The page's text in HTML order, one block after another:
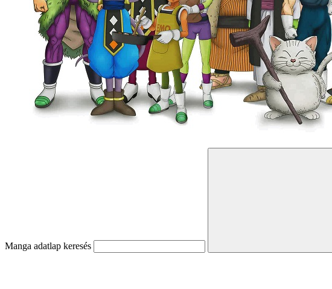
Manga adatlap keresés